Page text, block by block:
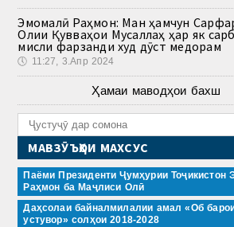
Эмомалӣ Раҳмон: Ман ҳамчун
Олии Қувваҳои Мусаллаҳ ҳар як
мисли фарзанди худ дӯст медорам
🕔 11:27, 3.Апр 2024
Ҳамаи маводҳои бахш
МАВЗӮЪҲОИ МАХСУС
Паёми Президенти Ҷумҳурии Тоҷикистон
Раҳмон ба Маҷлиси Олӣ
Даҳсолаи байналмилалии амал «Об
устувор» солҳои 2018-2028